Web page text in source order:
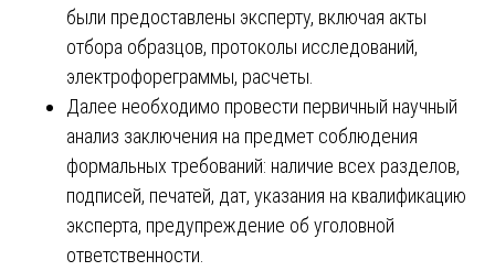
были предоставлены эксперту, включая акты
отбора образцов, протоколы исследований,
электрофореграммы, расчеты.
Далее необходимо провести первичный научный
анализ заключения на предмет соблюдения
формальных требований: наличие всех разделов,
подписей, печатей, дат, указания на квалификацию
эксперта, предупреждение об уголовной
ответственности.